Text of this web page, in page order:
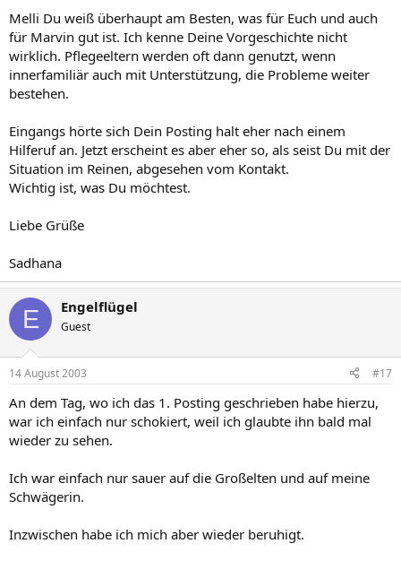
Melli Du weiß überhaupt am Besten, was für Euch und auch
für Marvin gut ist. Ich kenne Deine Vorgeschichte nicht
wirklich. Pflegeeltern werden oft dann genutzt, wenn
innerfamiliär auch mit Unterstützung, die Probleme weiter
bestehen.
Eingangs hörte sich Dein Posting halt eher nach einem
Hilferuf an. Jetzt erscheint es aber eher so, als seist Du mit der
Situation im Reinen, abgesehen vom Kontakt.
Wichtig ist, was Du möchtest.
Liebe Grüße
Sadhana
E Engelflügel
Guest
14 August 2003 #17
An dem Tag, wo ich das 1. Posting geschrieben habe hierzu,
war ich einfach nur schokiert, weil ich glaubte ihn bald mal
wieder zu sehen.
Ich war einfach nur sauer auf die Großelten und auf meine
Schwägerin.
Inzwischen habe ich mich aber wieder beruhigt.